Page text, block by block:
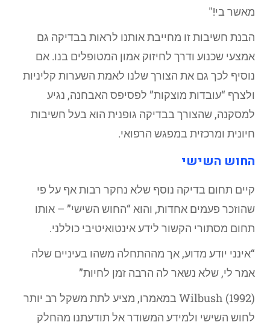
מאשר בי!"
הבנת חשיבות זו מחייבת אותנו לראות בבדיקה גם
אמצעי שכנוע ודרך לחיזוק אמון המטופלים בנו. אם
נוסיף לכך גם את הצורך שלנו לאמת השערות קליניות
ולצרף “עובדות מוצקות” לפסיפס האבחנה, נגיע
למסקנה, שהצורך בבדיקה גופנית הוא בעל חשיבות
חיונית ומרכזית במפגש הרפואי.
החוש השישי
קיים תחום בדיקה נוסף שלא נחקר רבות אף על פי
שהוזכר פעמים אחדות, והוא “החוש השישי” – אותו
תחום מסתורי הקשור לידע אינטואיטיבי כוללני.
“אינני יודע מדוע, אך מההתחלה משהו בעיניים שלה
אמר לי, שלא נשאר לה הרבה זמן לחיות”
Wilbush (1992) במאמרו, מציע לתת משקל רב יותר
לחוש השישי ולמידע המשודר אל תודעתנו מהחלק